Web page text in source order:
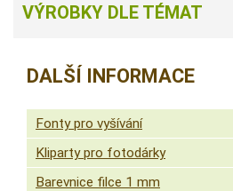
VÝROBKY DLE TÉMAT
DALŠÍ INFORMACE
Fonty pro vyšívání
Kliparty pro fotodárky
Barevnice filce 1 mm